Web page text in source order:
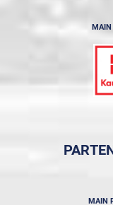
MAIN
MAIN